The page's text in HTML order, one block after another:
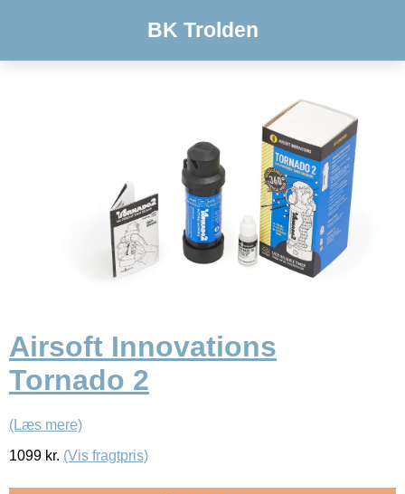
BK Trolden
Airsoft Innovations
Tornado 2
(Læs mere)
1099 kr. (Vis fragtpris)